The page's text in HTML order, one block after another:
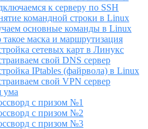
к серверу по SSH
командной строки в Linux
основные команды в Linux
такое маска и маршрутизация
сетевых карт в Линукс
свой DNS сервер
IPtables (файрвола) в Linux
свой VPN сервер
ума
с призом №1
с призом №2
с призом №3